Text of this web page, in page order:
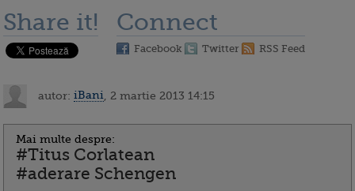
Share it! Connect
Facebook Twitter RSS Feed
autor: iBani , 2 martie 2013 14:15
Mai multe despre:
#Titus Corlatean
#aderare Schengen